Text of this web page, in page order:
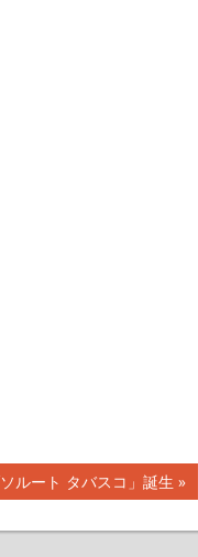
ルート タバスコ」誕生